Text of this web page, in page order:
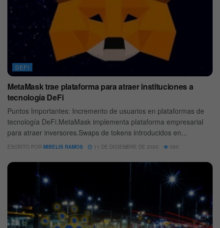
DEFI
MetaMask trae plataforma para atraer instituciones a
tecnología DeFi
Puntos Importantes: Incremento de usuarios en plataformas de
tecnología DeFi.MetaMask implementa plataforma empresarial
para atraer inversores.Swaps de tokens introducidos en...
ESCRITO POR MIBELIS RAMOS 11 DE DICIEMBRE DE 2020 560